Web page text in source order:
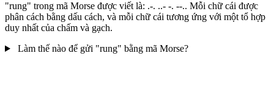
"rung" trong mã Morse được viết là: .-. ..- -. --.. Mỗi chữ cái được
phân cách bằng dấu cách, và mỗi chữ cái tương ứng với một tổ hợp
duy nhất của chấm và gạch.
Làm thế nào để gửi "rung" bằng mã Morse?